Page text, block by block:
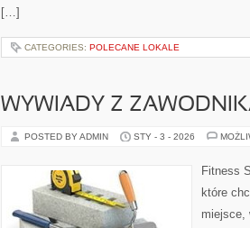
[…]
CATEGORIES: POLECANE LOKALE
WYWIADY Z
POSTED BY ADMIN STY - 3 - 2026
Fitness
które
miejsce,